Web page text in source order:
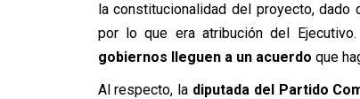
la constitucionalidad del proyecto,
por lo que era atribución del Ejecutivo.
gobiernos lleguen a un acuerdo que
Al respecto, la diputada del Partido